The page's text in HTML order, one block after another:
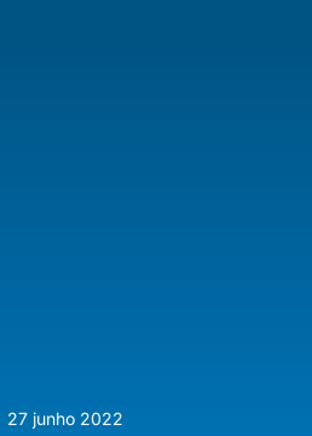
27 junho 2022